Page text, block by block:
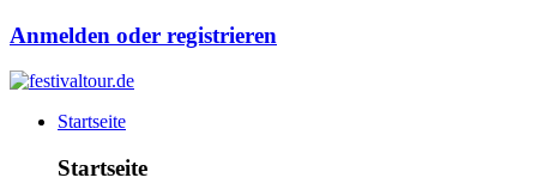
Anmelden oder registrieren
Startseite
Startseite